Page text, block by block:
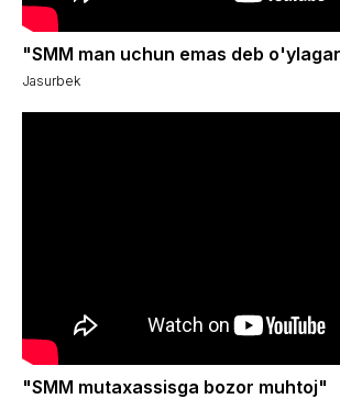
"SMM man uchun emas deb
Jasurbek
"SMM mutaxassisga bozor muhtoj"